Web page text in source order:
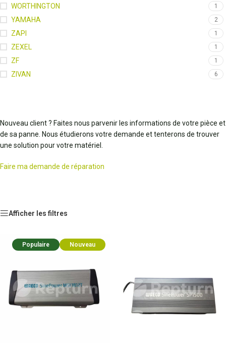
WORTHINGTON 1
YAMAHA 2
ZAPI 1
ZEXEL 1
ZF 1
ZIVAN 6
Nouveau client ? Faites nous parvenir les informations de votre pièce et
de sa panne. Nous étudierons votre demande et tenterons de trouver
une solution pour votre matériel.
Faire ma demande de réparation
Afficher les filtres
Populaire Nouveau